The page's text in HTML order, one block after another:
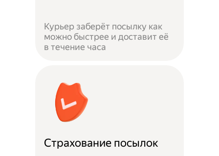
Курьер заберёт посылку как
можно быстрее и доставит её
в течение часа
Страхование посылок